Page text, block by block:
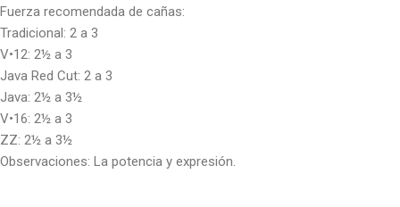
Fuerza recomendada de cañas:
Tradicional: 2 a 3
V•12: 2½ a 3
Java Red Cut: 2 a 3
Java: 2½ a 3½
V•16: 2½ a 3
ZZ: 2½ a 3½
Observaciones: La potencia y expresión.